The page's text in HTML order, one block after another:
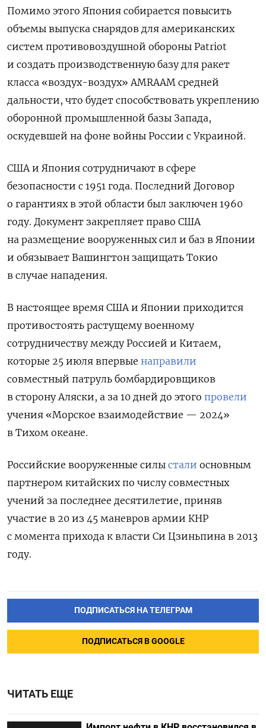
Помимо этого Япония собирается повысить
объемы выпуска снарядов для американских
систем противовоздушной обороны Patriot
и создать производственную базу для ракет
класса «воздух-воздух» AMRAAM средней
дальности, что будет способствовать укреплению
оборонной промышленной базы Запада,
оскудевшей на фоне войны России с Украиной.
США и Япония сотрудничают в сфере
безопасности с 1951 года. Последний Договор
о гарантиях в этой области был заключен 1960
году. Документ закрепляет право США
на размещение вооруженных сил и баз в Японии
и обязывает Вашингтон защищать Токио
в случае нападения.
В настоящее время США и Японии приходится
противостоять растущему военному
сотрудничеству между Россией и Китаем,
которые 25 июля впервые направили
совместный патруль бомбардировщиков
в сторону Аляски, а за 10 дней до этого провели
учения «Морское взаимодействие — 2024»
в Тихом океане.
Российские вооруженные силы стали основным
партнером китайских по числу совместных
учений за последнее десятилетие, приняв
участие в 20 из 45 маневров армии КНР
с момента прихода к власти Си Цзиньпина в 2013
году.
ПОДПИСАТЬСЯ НА ТЕЛЕГРАМ
ПОДПИСАТЬСЯ В GOOGLE
ЧИТАТЬ ЕЩЕ